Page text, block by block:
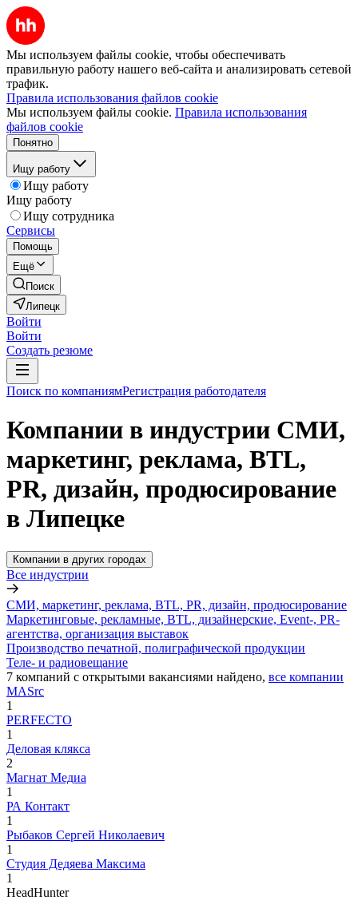
Мы используем файлы cookie, чтобы обеспечивать
правильную работу нашего веб-сайта и анализировать сетевой
трафик.
Правила использования файлов cookie
Мы используем файлы cookie. Правила использования
файлов cookie
Понятно
Ищу работу
Ищу работу
Ищу работу
Ищу сотрудника
Сервисы
Помощь
Ещё
Поиск
Липецк
Войти
Войти
Создать резюме
Поиск по компаниямРегистрация работодателя
Компании в индустрии СМИ,
маркетинг, реклама, BTL,
PR, дизайн, продюсирование
в Липецке
Компании в других городах
Все индустрии
СМИ, маркетинг, реклама, BTL, PR, дизайн, продюсирование
Маркетинговые, рекламные, BTL, дизайнерские, Event-, PR-
агентства, организация выставок
Производство печатной, полиграфической продукции
Теле- и радиовещание
7 компаний с открытыми вакансиями найдено, все компании
MASrc
1
PERFECTO
1
Деловая клякса
2
Магнат Медиа
1
РА Контакт
1
Рыбаков Сергей Николаевич
1
Студия Дедяева Максима
1
HeadHunter